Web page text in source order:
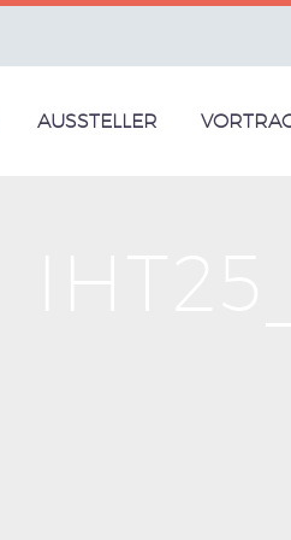
AUSSTELLER